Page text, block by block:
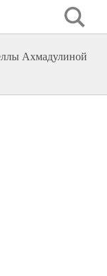
Ахмадулиной